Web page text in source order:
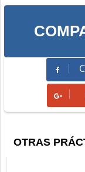
OTRAS